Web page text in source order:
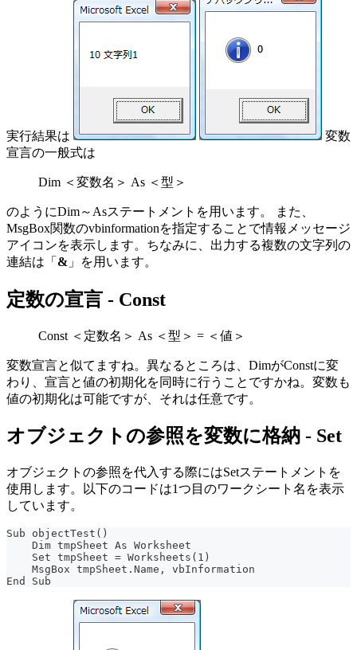
実行結果は
変数
宣言の一般式は
Dim ＜変数名＞ As ＜型＞
のようにDim～Asステートメントを用います。 また、
MsgBox関数のvbinformationを指定することで情報メッセージ
アイコンを表示します。ちなみに、出力する複数の文字列の
連結は「 & 」を用います。
定数の宣言 - Const
Const ＜定数名＞ As ＜型＞ = ＜値＞
変数宣言と似てますね。異なるところは、DimがConstに変
わり、宣言と値の初期化を同時に行うことですかね。変数も
値の初期化は可能ですが、それは任意です。
オブジェクトの参照を変数に格納 - Set
オブジェクトの参照を代入する際にはSetステートメントを
使用します。以下のコードは1つ目のワークシート名を表示
しています。
Sub objectTest()
    Dim tmpSheet As Worksheet
    Set tmpSheet = Worksheets(1)
    MsgBox tmpSheet.Name, vbInformation
End Sub